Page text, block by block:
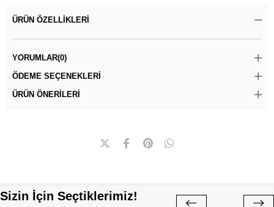
ÜRÜN ÖZELLIKLERI
YORUMLAR(0)
ÖDEME SEÇENEKLERI
ÜRÜN ÖNERILERI
Sizin İçin Seçtiklerimiz!